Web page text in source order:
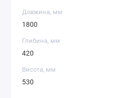
Довжина, мм
1800
Глибина, мм
420
Висота, мм
530